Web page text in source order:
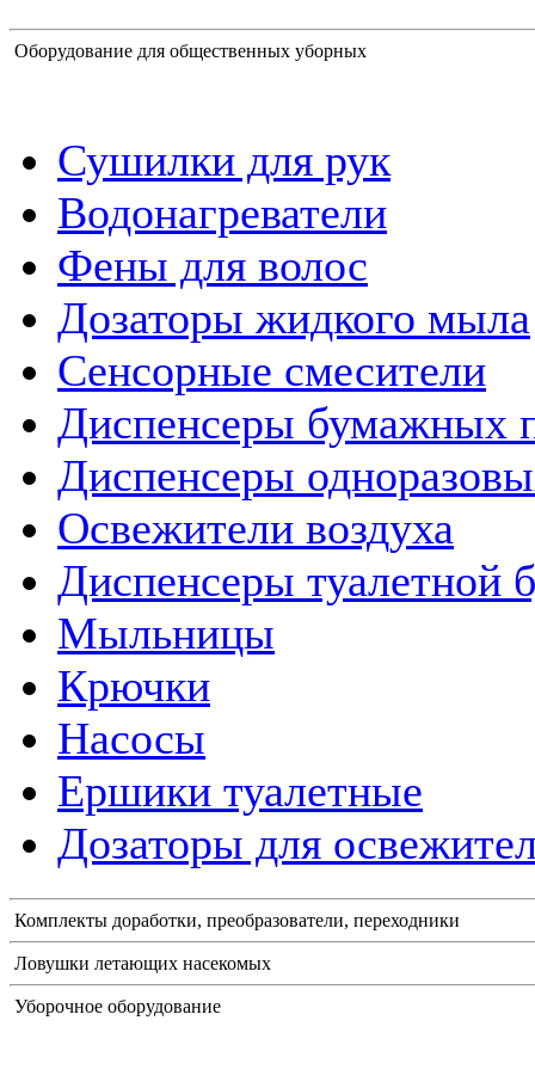
Оборудование для общественных уборных
Сушилки для рук
Водонагреватели
Фены для волос
Дозаторы жидкого мыла
Сенсорные смесители
Диспенсеры бумажных
Диспенсеры
Освежители воздуха
Диспенсеры туалетной
Мыльницы
Крючки
Насосы
Ершики туалетные
Дозаторы для
Комплекты доработки, преобразователи, переходники
Ловушки летающих насекомых
Уборочное оборудование